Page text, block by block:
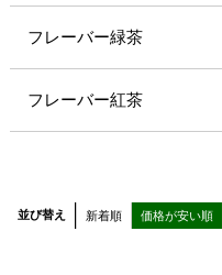
フレーバー緑茶
フレーバー紅茶
並び替え 新着順 価格が安い順